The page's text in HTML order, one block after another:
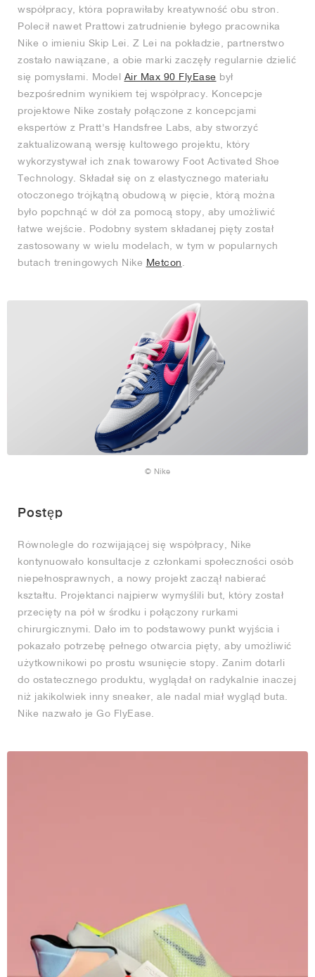
współpracy, która poprawiłaby kreatywność obu stron.
Polecił nawet Prattowi zatrudnienie byłego pracownika
Nike o imieniu Skip Lei. Z Lei na pokładzie, partnerstwo
zostało nawiązane, a obie marki zaczęły regularnie dzielić
się pomysłami. Model Air Max 90 FlyEase był
bezpośrednim wynikiem tej współpracy. Koncepcje
projektowe Nike zostały połączone z koncepcjami
ekspertów z Pratt's Handsfree Labs, aby stworzyć
zaktualizowaną wersję kultowego projektu, który
wykorzystywał ich znak towarowy Foot Activated Shoe
Technology. Składał się on z elastycznego materiału
otoczonego trójkątną obudową w pięcie, którą można
było popchnąć w dół za pomocą stopy, aby umożliwić
łatwe wejście. Podobny system składanej pięty został
zastosowany w wielu modelach, w tym w popularnych
butach treningowych Nike Metcon
© Nike
Postęp
Równolegle do rozwijającej się współpracy, Nike
kontynuowało konsultacje z członkami społeczności osób
niepełnosprawnych, a nowy projekt zaczął nabierać
kształtu. Projektanci najpierw wymyślili but, który został
przecięty na pół w środku i połączony rurkami
chirurgicznymi. Dało im to podstawowy punkt wyjścia i
pokazało potrzebę pełnego otwarcia pięty, aby umożliwić
użytkownikowi po prostu wsunięcie stopy. Zanim dotarli
do ostatecznego produktu, wyglądał on radykalnie inaczej
niż jakikolwiek inny sneaker, ale nadal miał wygląd buta.
Nike nazwało je Go FlyEase.